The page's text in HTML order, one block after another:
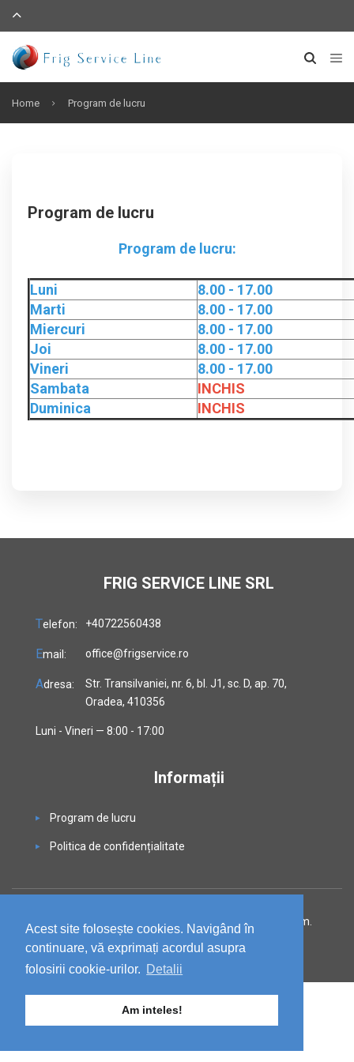
Acest site folosește cookies. Navigând în
continuare, vă exprimați acordul asupra
folosirii cookie-urilor. Detalii
Am inteles!
Home Program de lucru
Program de lucru
Program de lucru:
Luni
8.00 - 17.00
Marti
8.00 - 17.00
Miercuri
8.00 - 17.00
Joi
8.00 - 17.00
Vineri
8.00 - 17.00
Sambata
INCHIS
Duminica
INCHIS
FRIG SERVICE LINE SRL
Telefon: +40722560438
Email: office@frigservice.ro
Adresa:
Str. Transilvaniei, nr. 6, bl. J1, sc. D, ap. 70,
Oradea, 410356
Luni - Vineri — 8:00 - 17:00
Informații
Program de lucru
Politica de confidențialitate
© 2020 FRIG SERVICE LINE SRL, CUI: RO15067432, Reg. Com.
J05/1217/2002 — Powered by